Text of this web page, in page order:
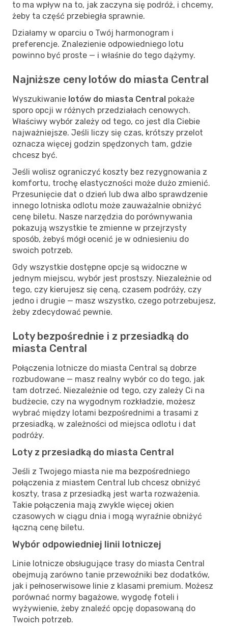
to ma wpływ na to, jak zaczyna się podróż, i chcemy,
żeby ta część przebiegła sprawnie.
Działamy w oparciu o Twój harmonogram i
preferencje. Znalezienie odpowiedniego lotu
powinno być proste — i właśnie do tego dążymy.
Najniższe ceny lotów do miasta Central
Wyszukiwanie lotów do miasta Central pokaże
sporo opcji w różnych przedziałach cenowych.
Właściwy wybór zależy od tego, co jest dla Ciebie
najważniejsze. Jeśli liczy się czas, krótszy przelot
oznacza więcej godzin spędzonych tam, gdzie
chcesz być.
Jeśli wolisz ograniczyć koszty bez rezygnowania z
komfortu, trochę elastyczności może dużo zmienić.
Przesunięcie dat o dzień lub dwa albo sprawdzenie
innego lotniska odlotu może zauważalnie obniżyć
cenę biletu. Nasze narzędzia do porównywania
pokazują wszystkie te zmienne w przejrzysty
sposób, żebyś mógł ocenić je w odniesieniu do
swoich potrzeb.
Gdy wszystkie dostępne opcje są widoczne w
jednym miejscu, wybór jest prostszy. Niezależnie od
tego, czy kierujesz się ceną, czasem podróży, czy
jedno i drugie — masz wszystko, czego potrzebujesz,
żeby zdecydować pewnie.
Loty bezpośrednie i z przesiadką do
miasta Central
Połączenia lotnicze do miasta Central są dobrze
rozbudowane — masz realny wybór co do tego, jak
tam dotrzeć. Niezależnie od tego, czy zależy Ci na
budżecie, czy na wygodnym rozkładzie, możesz
wybrać między lotami bezpośrednimi a trasami z
przesiadką, w zależności od miejsca odlotu i dat
podróży.
Loty z przesiadką do miasta Central
Jeśli z Twojego miasta nie ma bezpośredniego
połączenia z miastem Central lub chcesz obniżyć
koszty, trasa z przesiadką jest warta rozważenia.
Takie połączenia mają zwykle więcej okien
czasowych w ciągu dnia i mogą wyraźnie obniżyć
łączną cenę biletu.
Wybór odpowiedniej linii lotniczej
Linie lotnicze obsługujące trasy do miasta Central
obejmują zarówno tanie przewoźniki bez dodatków,
jak i pełnoserwisowe linie z klasami premium. Możesz
porównać normy bagażowe, wygodę foteli i
wyżywienie, żeby znaleźć opcję dopasowaną do
Twoich potrzeb.